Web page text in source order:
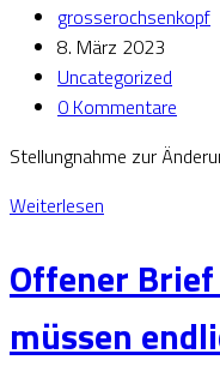
grosserochsenkopf
8. März 2023
Uncategorized
0 Kommentare
Stellungnahme zur
Weiterlesen
Offener
müssen